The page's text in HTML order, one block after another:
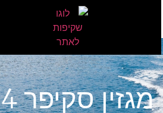
עמוד הבית